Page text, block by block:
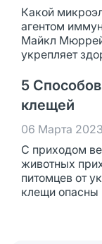
Какой
агентом
Майкл Мюррей
укрепляет
5
клещей
06 Марта 2023
С приходом
животных
питомцев от
клещи опасны